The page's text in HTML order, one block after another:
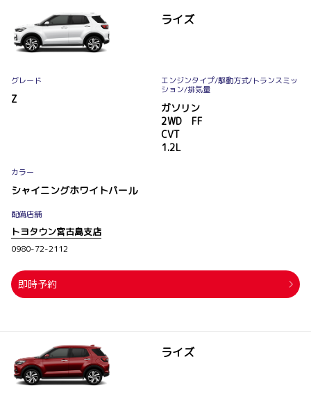
ライズ
グレード
Z
エンジンタイプ/駆動方式/トランスミッ
ション/排気量
ガソリン
2WD FF
CVT
1.2L
カラー
シャイニングホワイトパール
配備店舗
トヨタウン宮古島支店
0980-72-2112
即時予約
ライズ